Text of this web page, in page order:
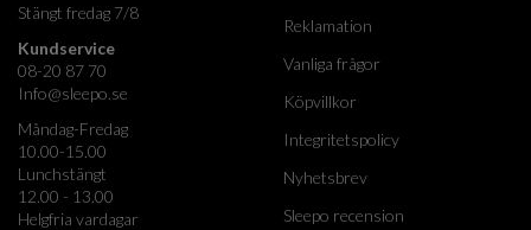
Stängt fredag 7/8
Kundservice
08-20 87 70
Info@sleepo.se
Måndag-Fredag
10.00-15.00
Lunchstängt
12.00 - 13.00
Helgfria vardagar
Reklamation
Vanliga frågor
Köpvillkor
Integritetspolicy
Nyhetsbrev
Sleepo recension